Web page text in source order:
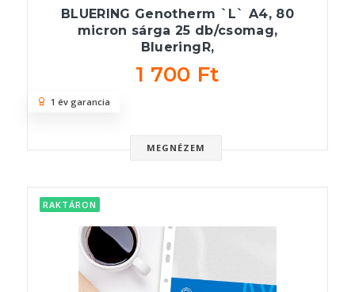
BLUERING Genotherm `L` A4, 80
micron sárga 25 db/csomag,
BlueringR,
1 700 Ft
MEGNÉZEM
1 év garancia
RAKTÁRON